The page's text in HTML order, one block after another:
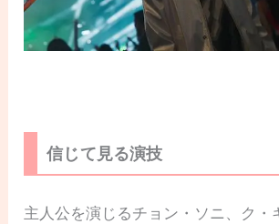
信じて見る演技
主人公を演じるチョン・ソニ、ク・